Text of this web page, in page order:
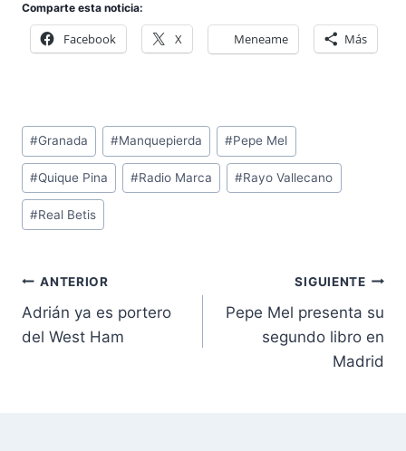
Comparte esta noticia:
Facebook X Meneame Más
Etiquetas
de
la
entrada:
#Granada #Manquepierda #Pepe Mel
#Quique Pina #Radio Marca #Rayo Vallecano
#Real Betis
Navegación
de
entradas
ANTERIOR
Adrián ya es portero
del West Ham
SIGUIENTE
Pepe Mel presenta su
segundo libro en
Madrid